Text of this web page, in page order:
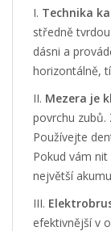
Technika
středně
dásni a
horizontálně,
Mezera je
povrchu zubů.
Používejte
Pokud vám
největší
efektivnější v